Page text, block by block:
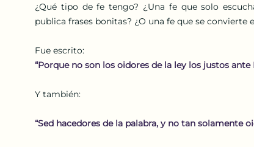
¿Qué tipo de fe tengo? ¿Una fe que solo
publica frases bonitas? ¿O una fe que se convierte
Fue escrito:
“Porque no son los oidores de la ley los justos
Y también:
“Sed hacedores de la palabra, y no tan solamente